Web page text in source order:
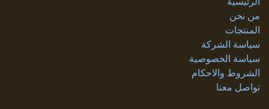
من نحن
المنتجات
سياسة الشركة
سياسة الخصوصية
الشروط والاحكام
تواصل معنا